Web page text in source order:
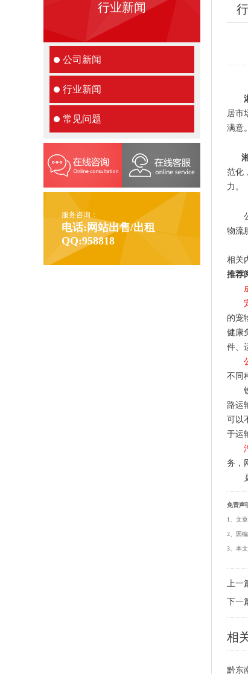
行业新闻
公司新闻
行业新闻
常见问题
服务咨询：
电话:网站出售/出租
QQ:958818
居市
满意。
范化
力。
公
物流
相关
推荐
的宠
健康
件、
不同
铁
路运
可以
于运
务，
免责声
1、文
2、因
3、本
上一
下一
相
黔东